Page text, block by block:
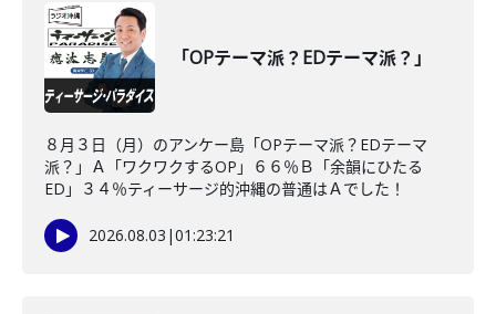
「OPテーマ派？EDテーマ派？」
８月３日（月）のアンケー島「OPテーマ派？EDテーマ
派？」Ａ「ワクワクするOP」６６％Ｂ「余韻にひたる
ED」３４％ティーサージ的沖縄の普通はＡでした！
2026.08.03 |01:23:21